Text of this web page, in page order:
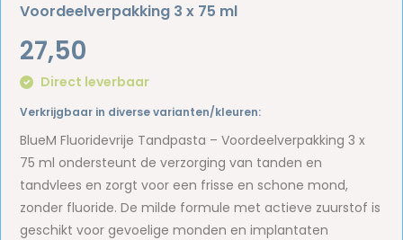
Voordeelverpakking 3 x 75 ml
27,50
Direct leverbaar
Verkrijgbaar in diverse varianten/kleuren:
BlueM Fluoridevrije Tandpasta – Voordeelverpakking 3 x
75 ml ondersteunt de verzorging van tanden en
tandvlees en zorgt voor een frisse en schone mond,
zonder fluoride. De milde formule met actieve zuurstof is
geschikt voor gevoelige monden en implantaten